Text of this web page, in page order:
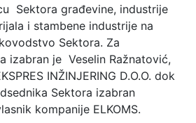
Sektora građevine, industrije
i stambene industrije na
Sektora. Za
izabran je Veselin Ražnatović,
INŽINJERING D.O.O. dok
Sektora izabran
kompanije ELKOMS.